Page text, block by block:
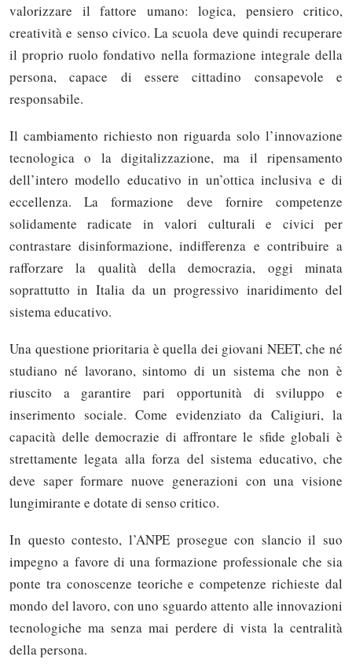
valorizzare il fattore umano: logica, pensiero critico,
creatività e senso civico. La scuola deve quindi recuperare
il proprio ruolo fondativo nella formazione integrale della
persona, capace di essere cittadino consapevole e
responsabile.
Il cambiamento richiesto non riguarda solo l’innovazione
tecnologica o la digitalizzazione, ma il ripensamento
dell’intero modello educativo in un’ottica inclusiva e di
eccellenza. La formazione deve fornire competenze
solidamente radicate in valori culturali e civici per
contrastare disinformazione, indifferenza e contribuire a
rafforzare la qualità della democrazia, oggi minata
soprattutto in Italia da un progressivo inaridimento del
sistema educativo.
Una questione prioritaria è quella dei giovani NEET, che né
studiano né lavorano, sintomo di un sistema che non è
riuscito a garantire pari opportunità di sviluppo e
inserimento sociale. Come evidenziato da Caligiuri, la
capacità delle democrazie di affrontare le sfide globali è
strettamente legata alla forza del sistema educativo, che
deve saper formare nuove generazioni con una visione
lungimirante e dotate di senso critico.
In questo contesto, l’ANPE prosegue con slancio il suo
impegno a favore di una formazione professionale che sia
ponte tra conoscenze teoriche e competenze richieste dal
mondo del lavoro, con uno sguardo attento alle innovazioni
tecnologiche ma senza mai perdere di vista la centralità
della persona.